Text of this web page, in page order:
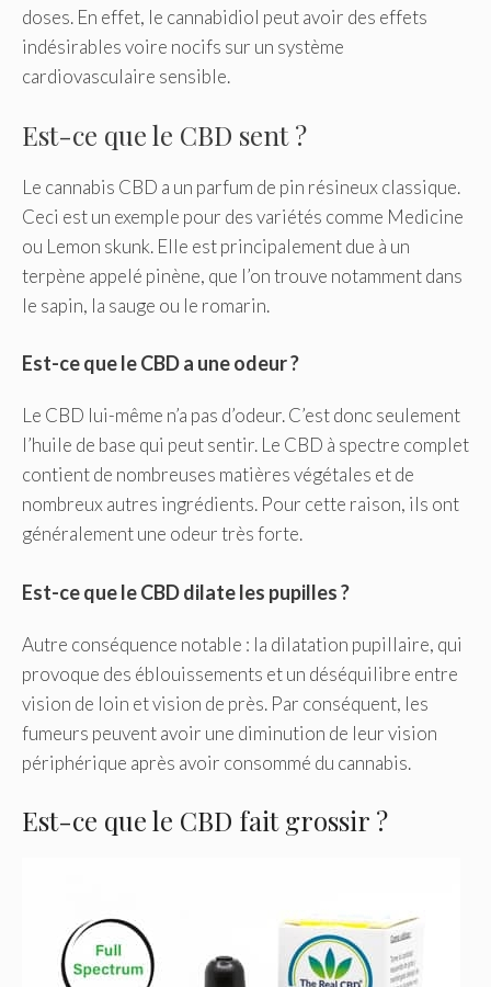
doses. En effet, le cannabidiol peut avoir des effets
indésirables voire nocifs sur un système
cardiovasculaire sensible.
Est-ce que le CBD sent ?
Le cannabis CBD a un parfum de pin résineux classique.
Ceci est un exemple pour des variétés comme Medicine
ou Lemon skunk. Elle est principalement due à un
terpène appelé pinène, que l’on trouve notamment dans
le sapin, la sauge ou le romarin.
Est-ce que le CBD a une odeur ?
Le CBD lui-même n’a pas d’odeur. C’est donc seulement
l’huile de base qui peut sentir. Le CBD à spectre complet
contient de nombreuses matières végétales et de
nombreux autres ingrédients. Pour cette raison, ils ont
généralement une odeur très forte.
Est-ce que le CBD dilate les pupilles ?
Autre conséquence notable : la dilatation pupillaire, qui
provoque des éblouissements et un déséquilibre entre
vision de loin et vision de près. Par conséquent, les
fumeurs peuvent avoir une diminution de leur vision
périphérique après avoir consommé du cannabis.
Est-ce que le CBD fait grossir ?